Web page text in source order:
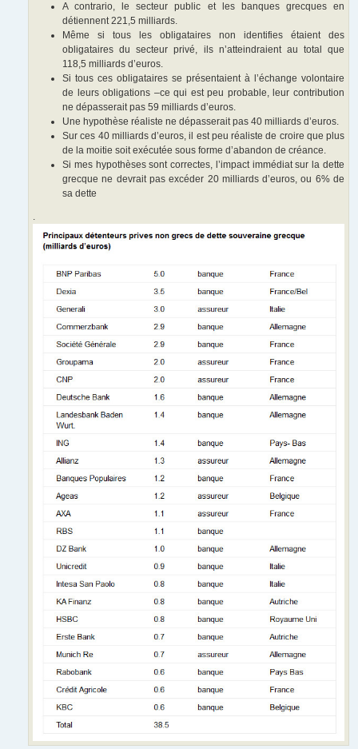
A contrario, le secteur public et les banques grecques en
détiennent 221,5 milliards.
Même si tous les obligataires non identifies étaient des
obligataires du secteur privé, ils n’atteindraient au total que
118,5 milliards d’euros.
Si tous ces obligataires se présentaient à l’échange volontaire
de leurs obligations –ce qui est peu probable, leur contribution
ne dépasserait pas 59 milliards d’euros.
Une hypothèse réaliste ne dépasserait pas 40 milliards d’euros.
Sur ces 40 milliards d’euros, il est peu réaliste de croire que plus
de la moitie soit exécutée sous forme d’abandon de créance.
Si mes hypothèses sont correctes, l’impact immédiat sur la dette
grecque ne devrait pas excéder 20 milliards d’euros, ou 6% de
sa dette
.